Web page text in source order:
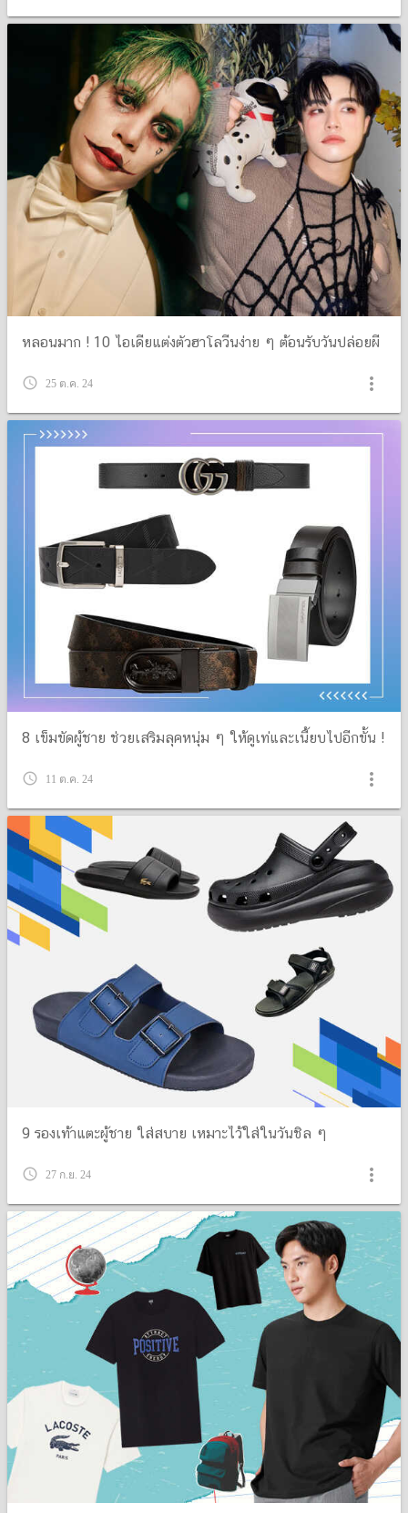
หลอนมาก ! 10 ไอเดียแต่งตัวฮาโลวีนง่าย ๆ ต้อนรับวันปล่อยผี
query_builder 25 ต.ค. 24 more_vert
8 เข็มขัดผู้ชาย ช่วยเสริมลุคหนุ่ม ๆ ให้ดูเท่และเนี้ยบไปอีกขั้น !
query_builder 11 ต.ค. 24 more_vert
9 รองเท้าแตะผู้ชาย ใส่สบาย เหมาะไว้ใส่ในวันชิล ๆ
query_builder 27 ก.ย. 24 more_vert